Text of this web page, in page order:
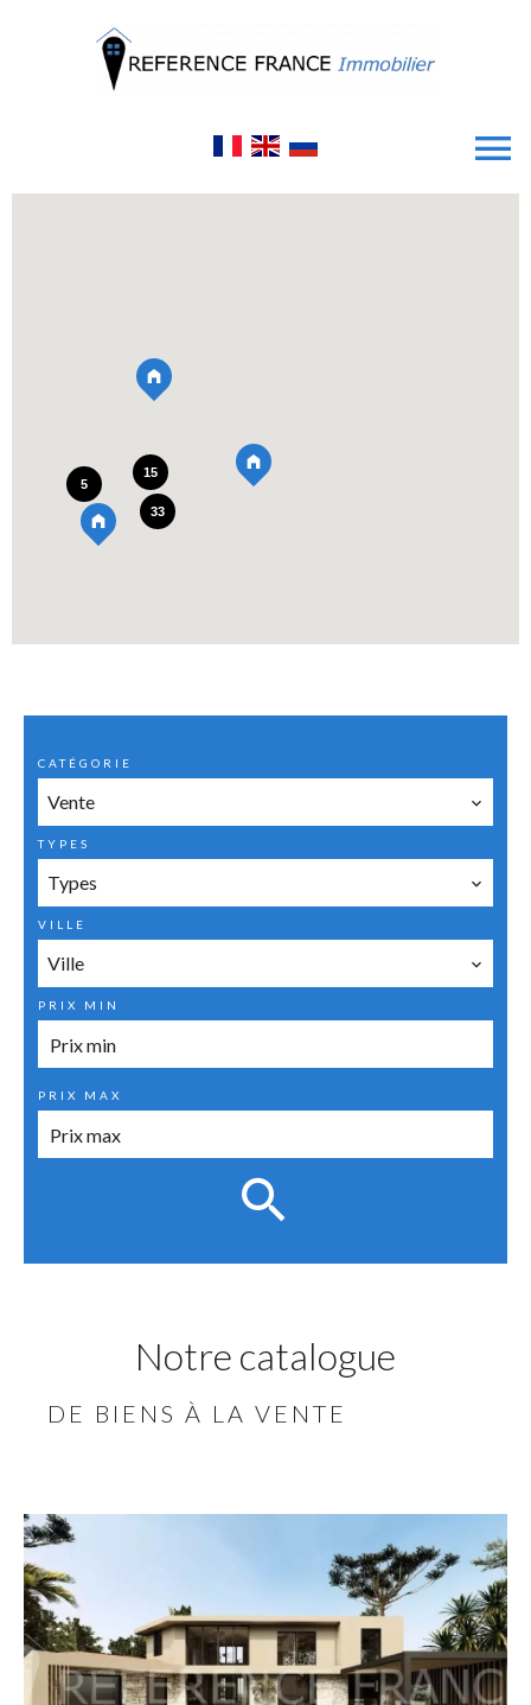
33
15
5
Notre catalogue
DE BIENS À LA VENTE
CATÉGORIE
Vente
TYPES
Types
VILLE
Ville
PRIX MIN
PRIX MAX